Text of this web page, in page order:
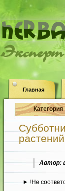
Главная
Автор:
!Не